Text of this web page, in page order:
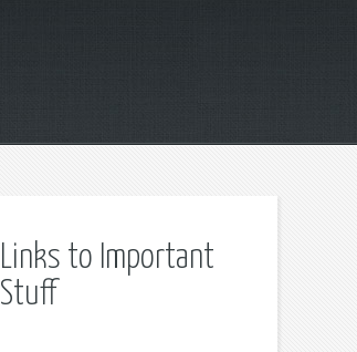
Links to Important
Stuff